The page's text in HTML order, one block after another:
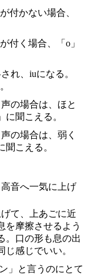
付かない場合、
付く場合、「o」
れ、iuになる。
の場合は、ほと
に聞こえる。
の場合は、弱く
こえる。
高音へ一気に上げ
て、上あごに近
を摩擦させるよう
。口の形も息の出
じ感じでいい。
」と言うのにとて